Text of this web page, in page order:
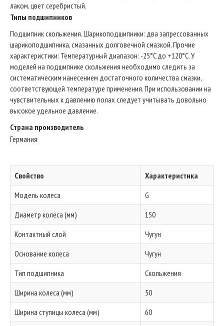
лаком, цвет серебристый.
Типы подшипников
Подшипник скольжения. Шарикоподшипники: два запрессованных
шарикоподшипника, смазанных долговечной смазкой. Прочие
характеристики: Температурный диапазон: -25°C до +120°C. У
моделей на подшипнике скольжения необходимо следить за
систематическим нанесением достаточного количества смазки,
соответствующей температуре применения. При использовании на
чувствительных к давлению полах следует учитывать довольно
высокое удельное давление.
Страна производитель
Германия
Свойство
Характеристика
Модель колеса
G
Диаметр колеса (мм)
150
Контактный слой
Чугун
Основание колеса
Чугун
Тип подшипника
Скольжения
Ширина колеса (мм)
50
Ширина ступицы колеса (мм)
60